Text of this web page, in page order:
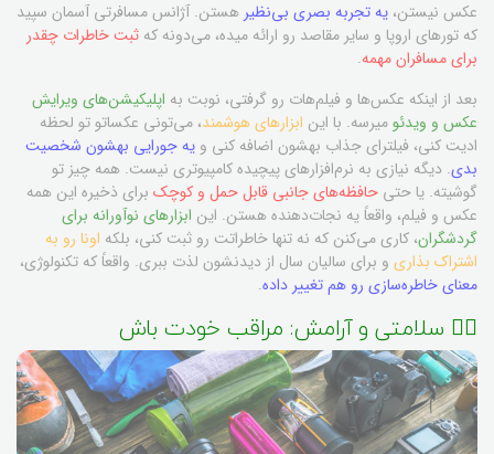
عکس نیستن، یه تجربه بصری بی‌نظیر هستن. آژانس مسافرتی آسمان سپید
که تورهای اروپا و سایر مقاصد رو ارائه میده، می‌دونه که ثبت خاطرات چقدر
برای مسافران مهمه.
بعد از اینکه عکس‌ها و فیلم‌هات رو گرفتی، نوبت به اپلیکیشن‌های ویرایش
عکس و ویدئومیرسه. با این ابزارهای هوشمند، می‌تونی عکساتو تو لحظه
ادیت کنی، فیلترای جذاب بهشون اضافه کنی و یه جورایی بهشون شخصیت
بدی. دیگه نیازی به نرم‌افزارهای پیچیده کامپیوتری نیست. همه چیز تو
گوشیته. یا حتی حافظه‌های جانبی قابل حمل و کوچک برای ذخیره این همه
عکس و فیلم، واقعاً یه نجات‌دهنده هستن. این ابزارهای نوآورانه برای
گردشگران، کاری می‌کنن که نه تنها خاطراتت رو ثبت کنی، بلکه اونا رو به
اشتراک بذاری و برای سالیان سال از دیدنشون لذت ببری. واقعاً که تکنولوژی،
معنای خاطره‌سازی رو هم تغییر داده.
🧘‍♂️ سلامتی و آرامش: مراقب خودت باش